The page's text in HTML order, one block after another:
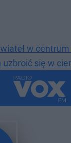
w centrum
uzbroić się w